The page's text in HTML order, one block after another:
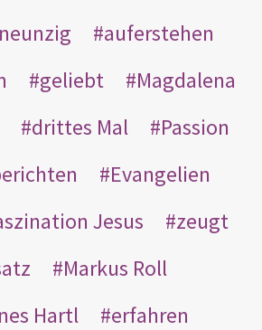
auferstehen
geliebt
Magdalena
drittes Mal
Passion
Evangelien
Jesus
zeugt
Markus Roll
Hartl
erfahren